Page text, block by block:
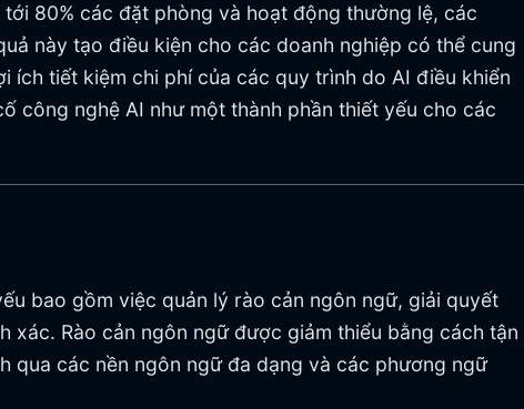
80% các đặt phòng và hoạt động thường lệ, các
này tạo điều kiện cho các doanh nghiệp có thể cung
tiết kiệm chi phí của các quy trình do AI điều khiển
công nghệ AI như một thành phần thiết yếu cho các
bao gồm việc quản lý rào cản ngôn ngữ, giải quyết
xác. Rào cản ngôn ngữ được giảm thiểu bằng cách tận
qua các nền ngôn ngữ đa dạng và các phương ngữ